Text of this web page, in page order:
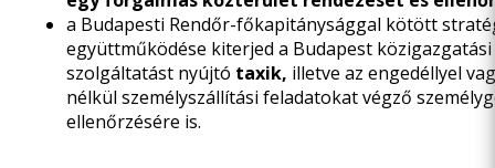
a Budapesti Rendőr-főkapitánysággal kötött
együttműködése kiterjed a Budapest
szolgáltatást nyújtó taxik, illetve az engedéllyel
nélkül személyszállítási feladatokat végző
ellenőrzésére is.